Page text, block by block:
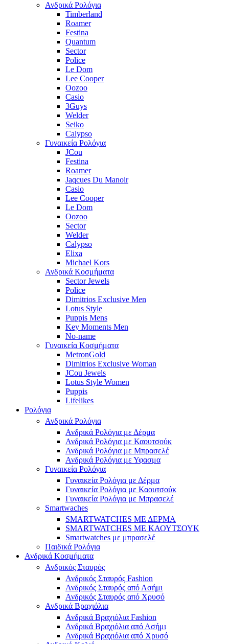
Ανδρικά Ρολόγια
Timberland
Roamer
Festina
Quantum
Sector
Police
Le Dom
Lee Cooper
Oozoo
Casio
3Guys
Welder
Seiko
Calypso
Γυναικεία Ρολόγια
JCou
Festina
Roamer
Jaqcues Du Manoir
Casio
Lee Cooper
Le Dom
Oozoo
Sector
Welder
Calypso
Elixa
Michael Kors
Ανδρικά Κοσμήματα
Sector Jewels
Police
Dimitrios Exclusive Men
Lotus Style
Puppis Mens
Key Moments Men
No-name
Γυναικεία Κοσμήματα
MetronGold
Dimitrios Exclusive Woman
JCou Jewels
Lotus Style Women
Puppis
Lifelikes
Ρολόγια
Ανδρικά Ρολόγια
Ανδρικά Ρολόγια με Δέρμα
Ανδρικά Ρολόγια με Καουτσούκ
Ανδρικά Ρολόγια με Μπρασελέ
Ανδρικά Ρολόγια με Υφασμα
Γυναικεία Ρολόγια
Γυναικεία Ρολόγια με Δέρμα
Γυναικεία Ρολόγια με Καουτσούκ
Γυναικεία Ρολόγια με Μπρασελέ
Smartwaches
SMARTWATCHES ΜΕ ΔΕΡΜΑ
SMARTWATCHES ΜΕ ΚΑΟΥΤΣΟΥΚ
Smartwatches με μπρασελέ
Παιδικά Ρολόγια
Ανδρικά Κοσμήματα
Ανδρικός Σταυρός
Ανδρικός Σταυρός Fashion
Ανδρικός Σταυρός από Ασήμι
Ανδρικός Σταυρός από Χρυσό
Ανδρικά Βραχιόλια
Ανδρικά Βραχιόλια Fashion
Ανδρικά Βραχιόλια από Ασήμι
Ανδρικά Βραχιόλια από Χρυσό